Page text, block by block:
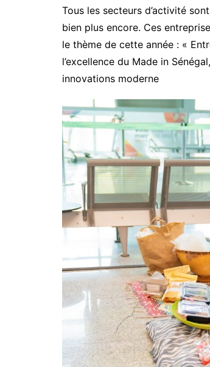
Tous les secteurs d’activité
bien plus encore. Ces
le thème de cette année : «
l’excellence du Made in
innovations moderne